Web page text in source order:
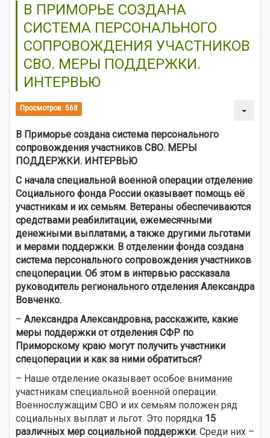
В ПРИМОРЬЕ СОЗДАНА
СИСТЕМА ПЕРСОНАЛЬНОГО
СОПРОВОЖДЕНИЯ УЧАСТНИКОВ
СВО. МЕРЫ ПОДДЕРЖКИ.
ИНТЕРВЬЮ
Просмотров: 568
В Приморье создана система персонального
сопровождения участников СВО. МЕРЫ
ПОДДЕРЖКИ. ИНТЕРВЬЮ
С начала специальной военной операции отделение
Социального фонда России оказывает помощь её
участникам и их семьям. Ветераны обеспечиваются
средствами реабилитации, ежемесячными
денежными выплатами, а также другими льготами
и мерами поддержки. В отделении фонда создана
система персонального сопровождения участников
спецоперации. Об этом в интервью рассказала
руководитель регионального отделения Александра
Вовченко.
– Александра Александровна, расскажите, какие
меры поддержки от отделения СФР по
Приморскому краю могут получить участники
спецоперации и как за ними обратиться?
– Наше отделение оказывает особое внимание
участникам специальной военной операции.
Военнослужащим СВО и их семьям положен ряд
социальных выплат и льгот. Это порядка 15
различных мер социальной поддержки. Среди них –